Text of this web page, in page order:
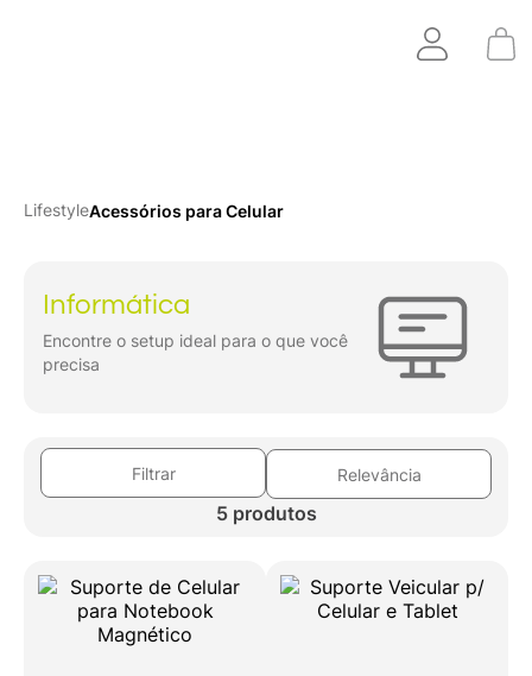
LifestyleAcessórios para Celular
Informática
Encontre o setup ideal para o que você
precisa
Filtrar Relevância
5 produtos